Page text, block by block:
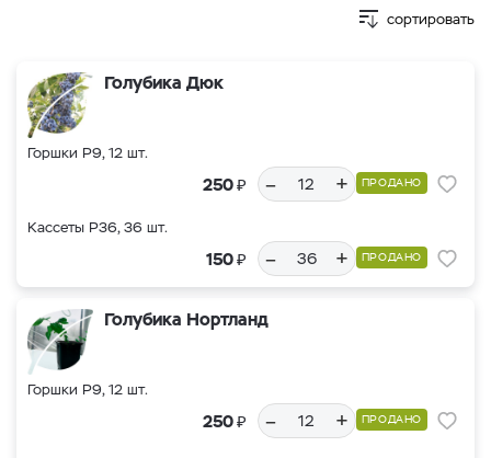
сортировать
Голубика Дюк
Горшки Р9, 12 шт.
250₽ – + ПРОДАНО
Кассеты Р36, 36 шт.
150₽ – + ПРОДАНО
Голубика Нортланд
Горшки Р9, 12 шт.
250₽ – + ПРОДАНО